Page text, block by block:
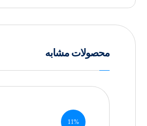
محصولات مشابه
11%